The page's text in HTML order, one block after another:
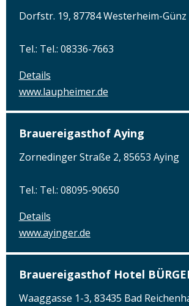
Dorfstr. 19, 87784 Westerheim-Günz
Tel.: Tel.: 08336-7663
Details
www.laupheimer.de
Brauereigasthof Aying
Zornedinger Straße 2, 85653 Aying
Tel.: Tel.: 08095-90650
Details
www.ayinger.de
Brauereigasthof Hotel
Waaggasse 1-3, 83435 Bad